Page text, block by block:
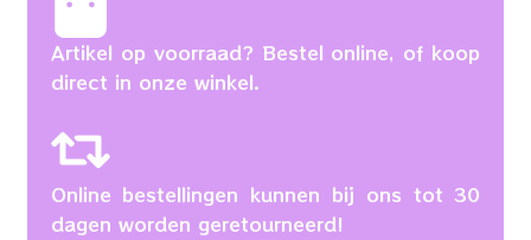
Artikel op voorraad? Bestel online, of koop
direct in onze winkel.
Online bestellingen kunnen bij ons tot 30
dagen worden geretourneerd!